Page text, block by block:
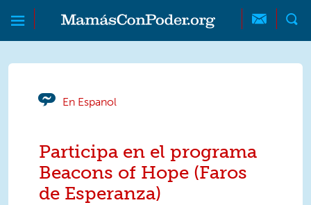
Skip to main content
Skip to main content
MamásConPoder
En Espanol
Participa en el programa
Beacons of Hope (Faros
de Esperanza)